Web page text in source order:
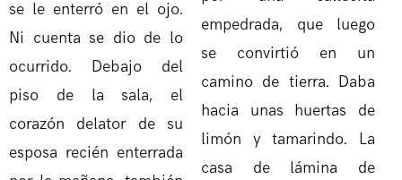
se le enterró en el ojo.
Ni cuenta se dio de lo
ocurrido. Debajo del
piso de la sala, el
corazón delator de su
esposa recién enterrada
empedrada, que luego
se convirtió en un
camino de tierra. Daba
hacia unas huertas de
limón y tamarindo. La
casa de lámina de